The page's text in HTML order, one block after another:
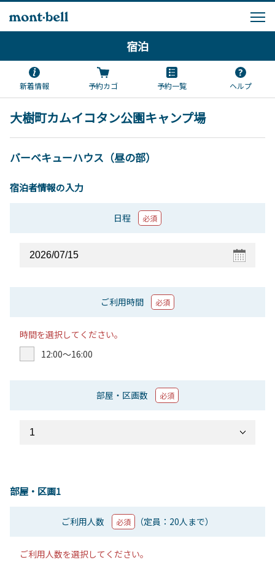
宿泊
新着情報 予約カゴ 予約一覧 ヘルプ
大樹町カムイコタン公園キャンプ場
バーベキューハウス（昼の部）
宿泊者情報の入力
日程 必須
ご利用時間 必須
時間を選択してください。
12:00〜16:00
部屋・区画数 必須
部屋・区画1
ご利用人数 必須 （定員：20人まで）
ご利用人数を選択してください。